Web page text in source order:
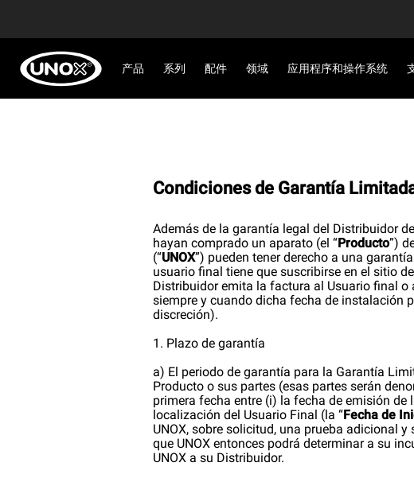
产品 系列 配件 领域 应用程序和操作系统
Condiciones de Garantía
Además de la garantía legal del Distribuidor
hayan comprado un aparato (el “Producto”)
(“UNOX”) pueden tener derecho a una
usuario final tiene que suscribirse en el sitio
Distribuidor emita la factura al Usuario final
siempre y cuando dicha fecha de instalación
discreción).
1. Plazo de garantía
a) El periodo de garantía para la Garantía
Producto o sus partes (esas partes serán
primera fecha entre (i) la fecha de emisión
localización del Usuario Final (la “Fecha de
UNOX, sobre solicitud, una prueba adicional
que UNOX entonces podrá determinar a su
UNOX a su Distribuidor.